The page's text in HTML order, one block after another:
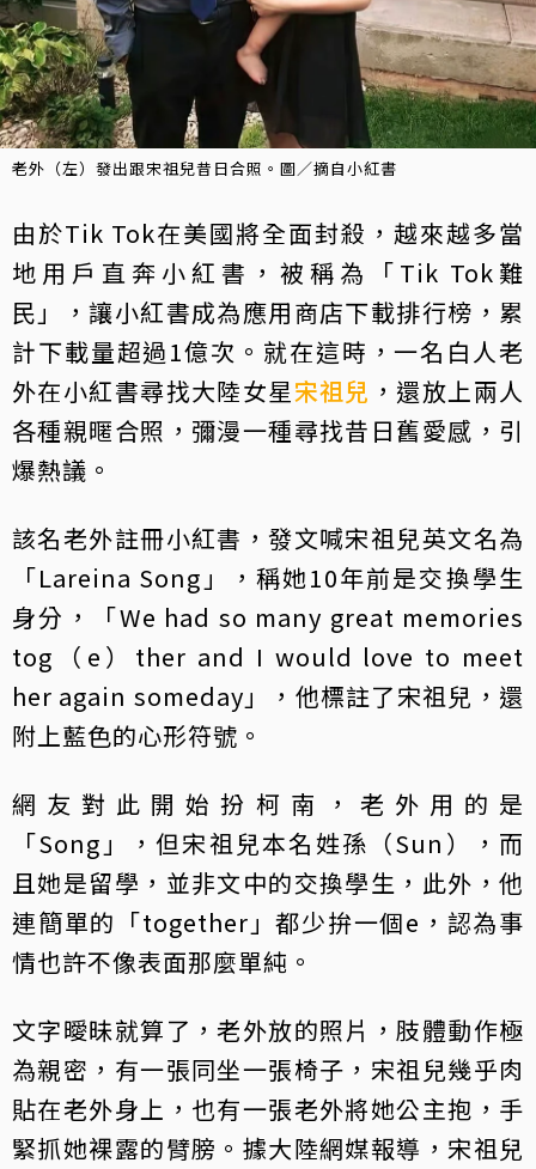
老外（左）發出跟宋祖兒昔日合照。圖／摘自小紅書
由於Tik Tok在美國將全面封殺，越來越多當
地用戶直奔小紅書，被稱為「Tik Tok難
民」，讓小紅書成為應用商店下載排行榜，累
計下載量超過1億次。就在這時，一名白人老
外在小紅書尋找大陸女星宋祖兒 ，還放上兩人
各種親暱合照，彌漫一種尋找昔日舊愛感，引
爆熱議。
該名老外註冊小紅書，發文喊宋祖兒英文名為
「Lareina Song」，稱她10年前是交換學生
身分，「We had so many great memories
tog（e）ther and I would love to meet
her again someday」，他標註了宋祖兒，還
附上藍色的心形符號。
網友對此開始扮柯南，老外用的是
「Song」，但宋祖兒本名姓孫（Sun），而
且她是留學，並非文中的交換學生，此外，他
連簡單的「together」都少拚一個e，認為事
情也許不像表面那麼單純。
文字曖昧就算了，老外放的照片，肢體動作極
為親密，有一張同坐一張椅子，宋祖兒幾乎肉
貼在老外身上，也有一張老外將她公主抱，手
緊抓她裸露的臂膀。據大陸網媒報導，宋祖兒